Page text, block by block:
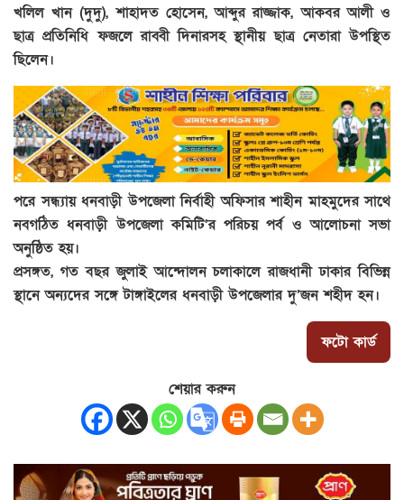
খলিল খান (দুদু), শাহাদত হোসেন, আব্দুর রাজ্জাক, আকবর আলী ও
ছাত্র প্রতিনিধি ফজলে রাব্বী দিনারসহ স্থানীয় ছাত্র নেতারা উপস্থিত
ছিলেন।
পরে সন্ধ্যায় ধনবাড়ী উপজেলা নির্বাহী অফিসার শাহীন মাহমুদের সাথে
নবগঠিত ধনবাড়ী উপজেলা কমিটি’র পরিচয় পর্ব ও আলোচনা সভা
অনুষ্ঠিত হয়।
প্রসঙ্গত, গত বছর জুলাই আন্দোলন চলাকালে রাজধানী ঢাকার বিভিন্ন
স্থানে অন্যদের সঙ্গে টাঙ্গাইলের ধনবাড়ী উপজেলার দু’জন শহীদ হন।
ফটো কার্ড
শেয়ার করুন